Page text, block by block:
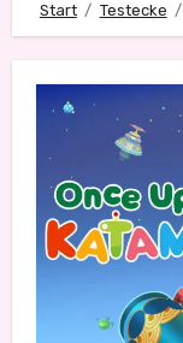
Start Testecke